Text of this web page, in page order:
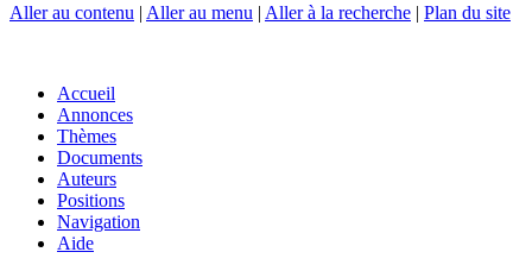
Aller au contenu | Aller au menu | Aller à la recherche | Plan du site
Accueil
Annonces
Thèmes
Documents
Auteurs
Positions
Navigation
Aide